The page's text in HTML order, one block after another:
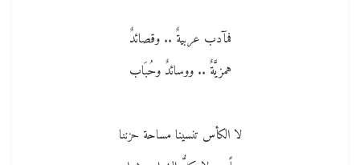
فمآدب عربيةٌ .. وقصائدٌ
همزيَّةٌ .. ووسائدٌ وحُبَاب
لا الكأس تنسينا مساحة حزننا